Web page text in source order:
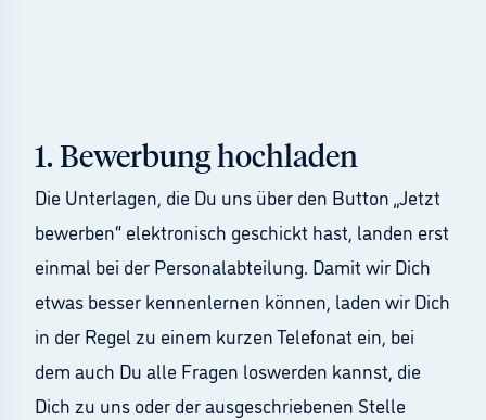
1. Bewerbung hochladen
Die Unterlagen, die Du uns über den Button „Jetzt
bewerben“ elektronisch geschickt hast, landen erst
einmal bei der Personalabteilung. Damit wir Dich
etwas besser kennenlernen können, laden wir Dich
in der Regel zu einem kurzen Telefonat ein, bei
dem auch Du alle Fragen loswerden kannst, die
Dich zu uns oder der ausgeschriebenen Stelle